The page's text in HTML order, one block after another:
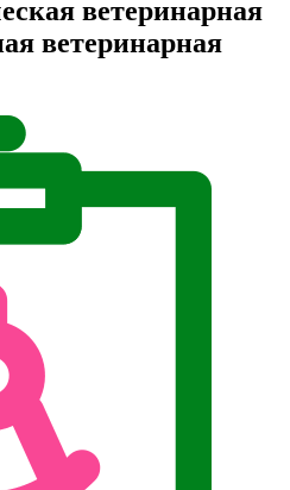
ветеринарная
ветеринарная